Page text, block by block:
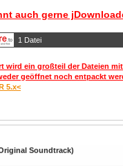
auch gerne
1 Datei
wird ein großteil der Dateien
geöffnet noch entpackt
5.x<
Soundtrack)